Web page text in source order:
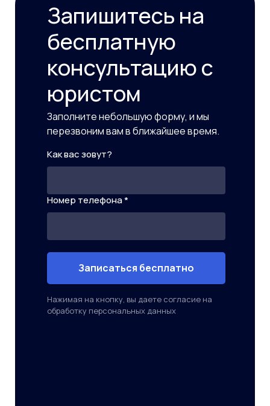
Заполните небольшую форму, и мы
перезвоним вам в ближайшее время.
Запишитесь на
бесплатную
консультацию с
юристом
Как вас зовут?
Номер телефона *
Записаться бесплатно
Нажимая на кнопку, вы даете согласие на
обработку персональных данных